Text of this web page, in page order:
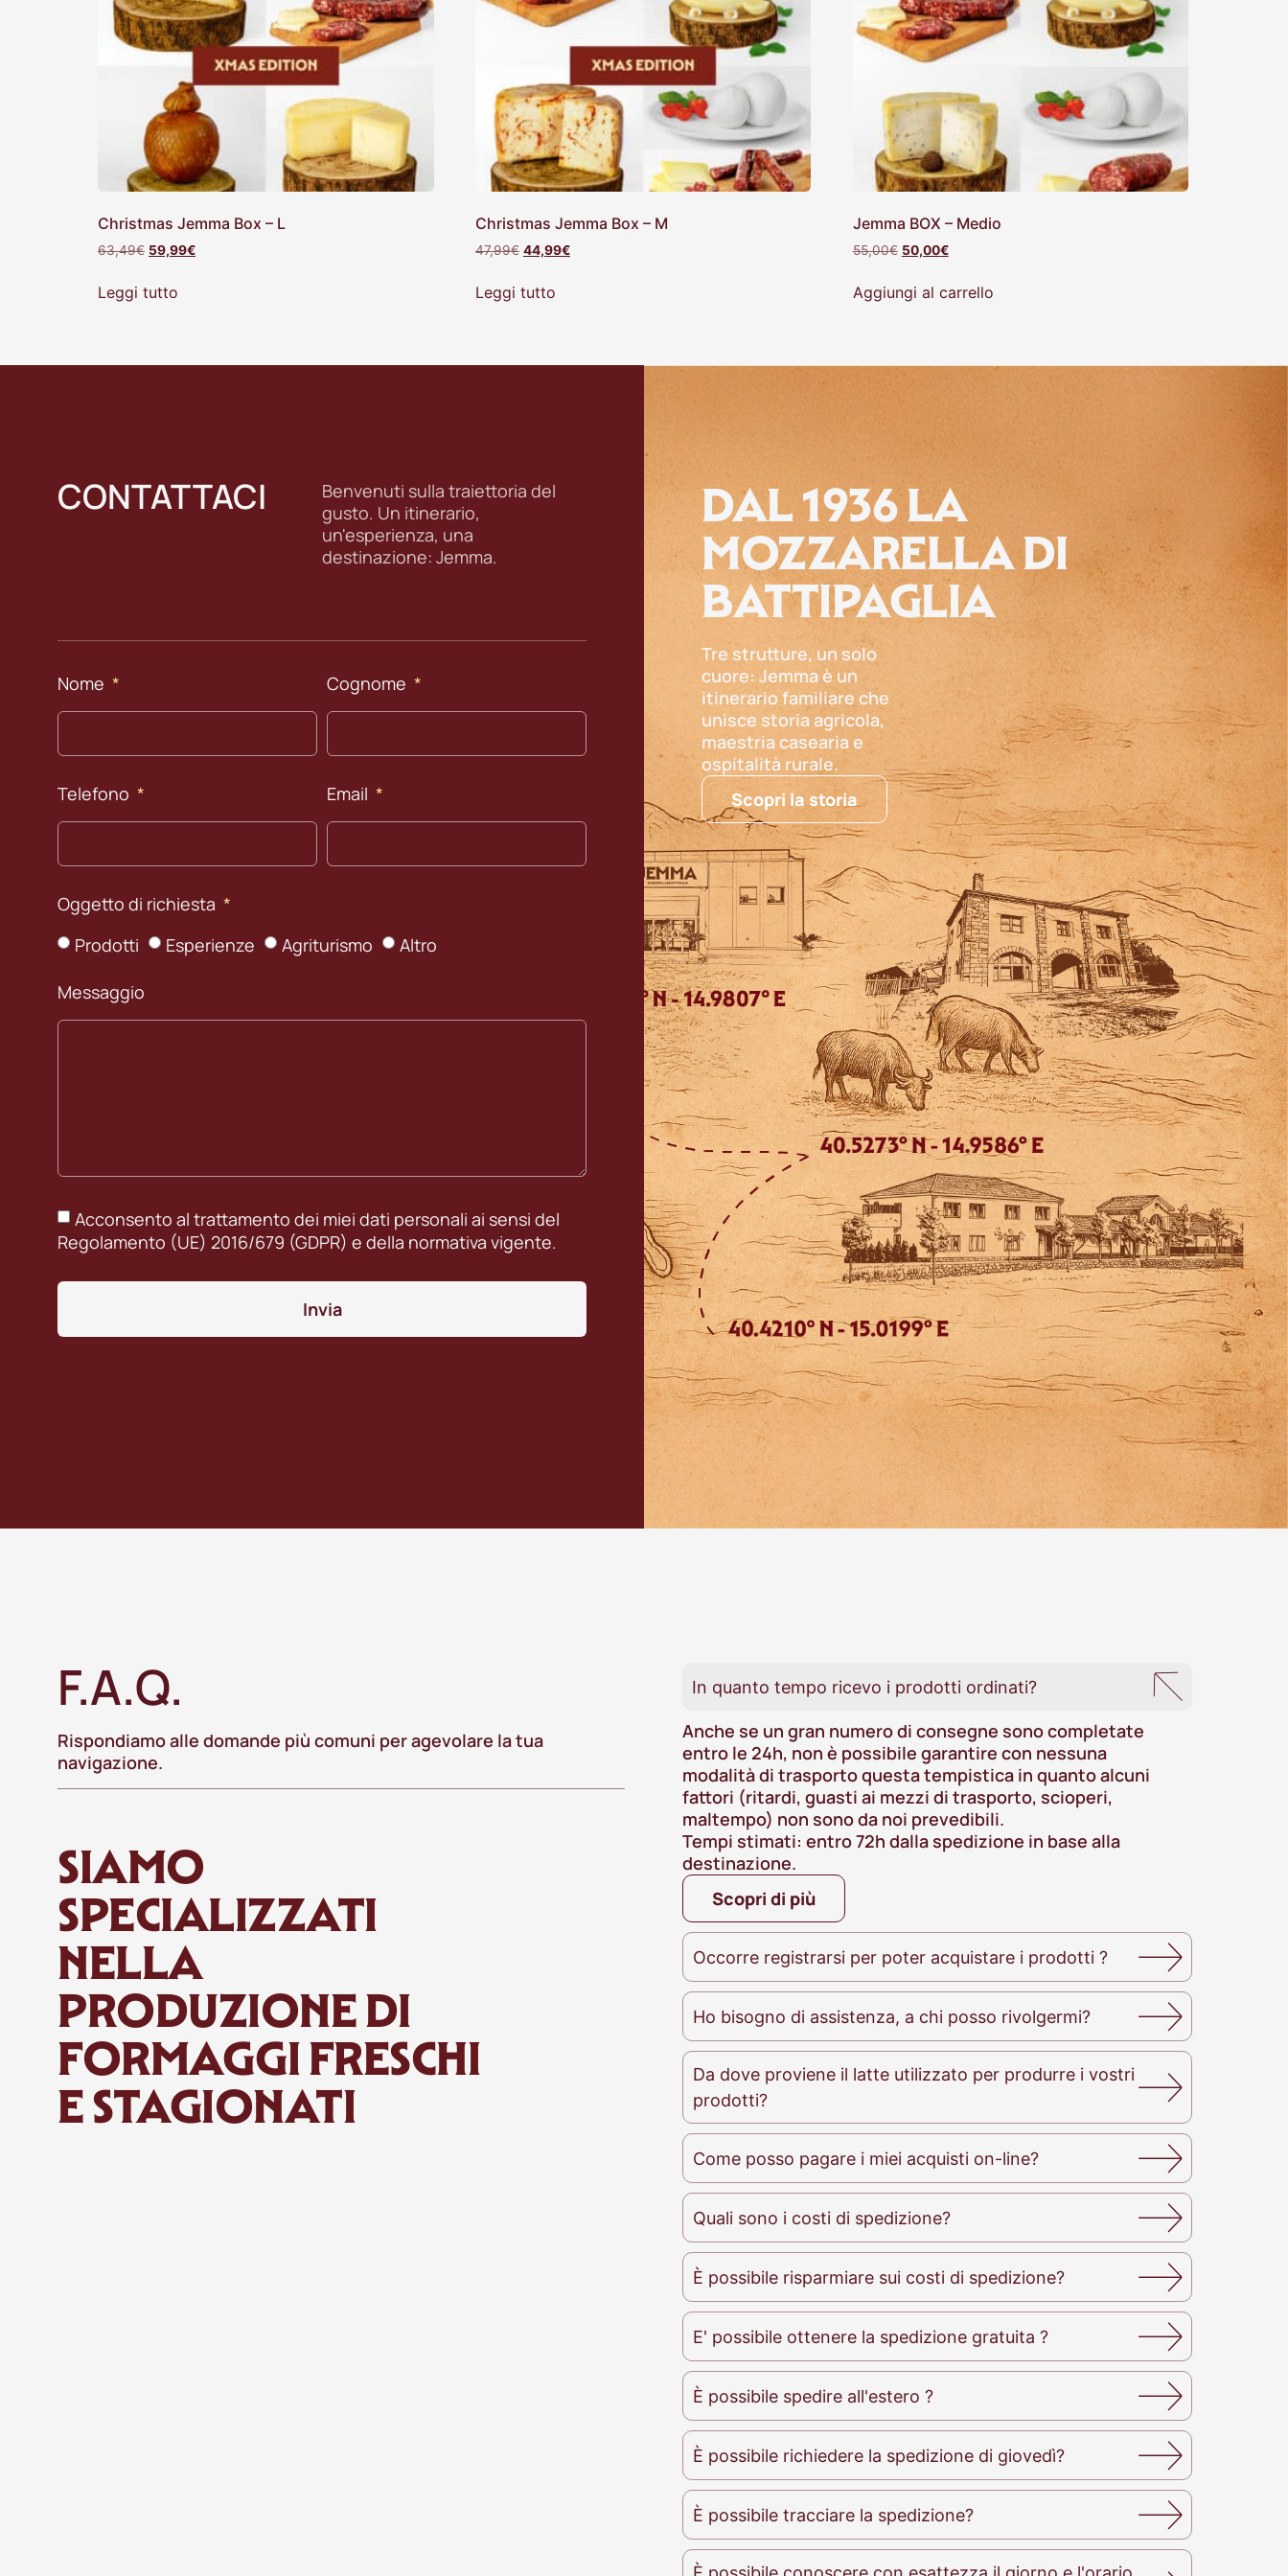
Christmas Jemma Box – L
63,49€ 59,99€
Leggi tutto
Christmas Jemma Box – M
47,99€ 44,99€
Leggi tutto
Jemma BOX – Medio
55,00€ 50,00€
Aggiungi al carrello
CONTATTACI
Benvenuti sulla traiettoria del
gusto. Un itinerario,
un'esperienza, una
destinazione: Jemma.
Nome Cognome
Telefono Email
Oggetto di richiesta
Prodotti
Esperienze Agriturismo Altro
Messaggio
Acconsento al trattamento dei miei dati personali ai sensi del
Regolamento (UE) 2016/679 (GDPR) e della normativa vigente.
Invia
DAL 1936 LA
MOZZARELLA DI
BATTIPAGLIA
Scopri la storia
Tre strutture, un solo
cuore: Jemma è un
itinerario familiare che
unisce storia agricola,
maestria casearia e
ospitalità rurale.
F.A.Q.
Rispondiamo alle domande più comuni per agevolare la tua
navigazione.
SIAMO
SPECIALIZZATI
NELLA
PRODUZIONE DI
FORMAGGI FRESCHI
E STAGIONATI
In quanto tempo ricevo i prodotti ordinati?
Anche se un gran numero di consegne sono completate
entro le 24h, non è possibile garantire con nessuna
modalità di trasporto questa tempistica in quanto alcuni
fattori (ritardi, guasti ai mezzi di trasporto, scioperi,
maltempo) non sono da noi prevedibili.
Tempi stimati: entro 72h dalla spedizione in base alla
destinazione.
Scopri di più
Occorre registrarsi per poter acquistare i prodotti ?
Ho bisogno di assistenza, a chi posso rivolgermi?
Da dove proviene il latte utilizzato per produrre i vostri
prodotti?
Come posso pagare i miei acquisti on-line?
Quali sono i costi di spedizione?
È possibile risparmiare sui costi di spedizione?
E' possibile ottenere la spedizione gratuita ?
È possibile spedire all'estero ?
È possibile richiedere la spedizione di giovedì?
È possibile tracciare la spedizione?